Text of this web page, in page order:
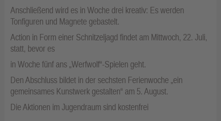
Anschließend wird es in Woche drei kreativ: Es werden
Tonfiguren und Magnete gebastelt.
Action in Form einer Schnitzeljagd findet am Mittwoch, 22. Juli,
statt, bevor es
in Woche fünf ans „Werfwolf“-Spielen geht.
Den Abschluss bildet in der sechsten Ferienwoche „ein
gemeinsames Kunstwerk gestalten“ am 5. August.
Die Aktionen im Jugendraum sind kostenfrei